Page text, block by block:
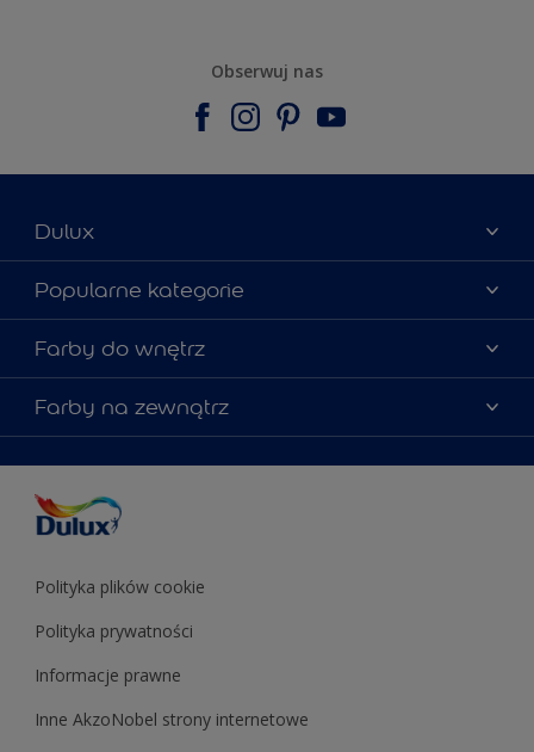
Obserwuj nas
Dulux
Materiały marketingowe
Mapa strony
Kontakt
Zgodność kolorów
Popularne kategorie
Kolory farb
Porady ekspertów
Zainspiruj się
Znajdź sklep
Farby do wnętrz
Farby do ścian
Farby uniwersalne
Podkłady i grunty
Testery farb
Farby do sufitów
Farby na zewnątrz
Farby uniwersalne
Podkłady i grunty
Polityka plików cookie
Polityka prywatności
Informacje prawne
Inne AkzoNobel strony internetowe